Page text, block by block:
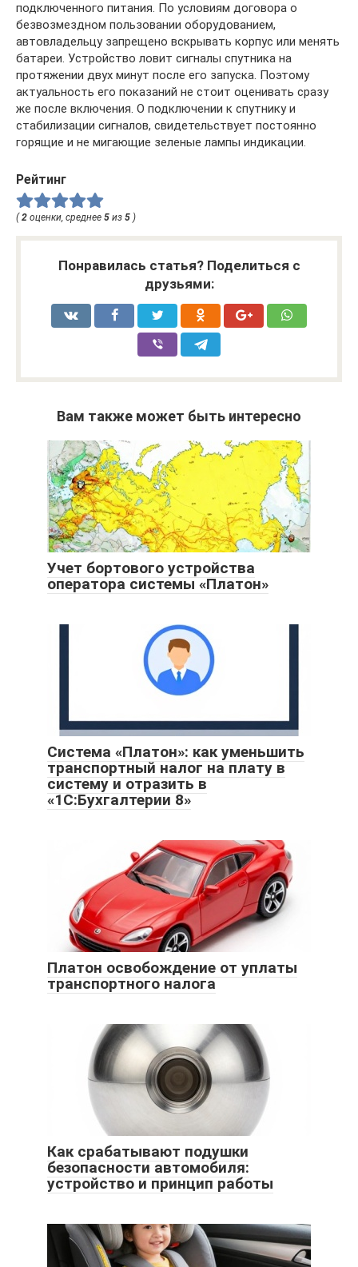
подключенного питания. По условиям договора о
безвозмездном пользовании оборудованием,
автовладельцу запрещено вскрывать корпус или менять
батареи. Устройство ловит сигналы спутника на
протяжении двух минут после его запуска. Поэтому
актуальность его показаний не стоит оценивать сразу
же после включения. О подключении к спутнику и
стабилизации сигналов, свидетельствует постоянно
горящие и не мигающие зеленые лампы индикации.
Рейтинг
(2 оценки, среднее 5 из 5 )
Понравилась статья? Поделиться с
друзьями:
Вам также может быть интересно
Учет бортового устройства
оператора системы «Платон»
Система «Платон»: как уменьшить
транспортный налог на плату в
систему и отразить в
«1С:Бухгалтерии 8»
Платон освобождение от уплаты
транспортного налога
Как срабатывают подушки
безопасности автомобиля:
устройство и принцип работы